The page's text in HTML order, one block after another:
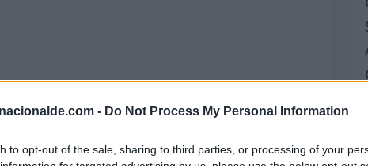
- Do Not Process My Personal Information
to opt-out of the sale, sharing to third parties, or processing of your